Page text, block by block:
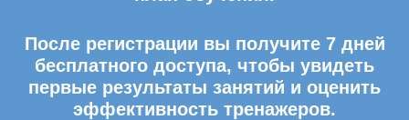
После регистрации вы получите 7 дней
бесплатного доступа, чтобы увидеть
первые результаты занятий и оценить
эффективность тренажеров.